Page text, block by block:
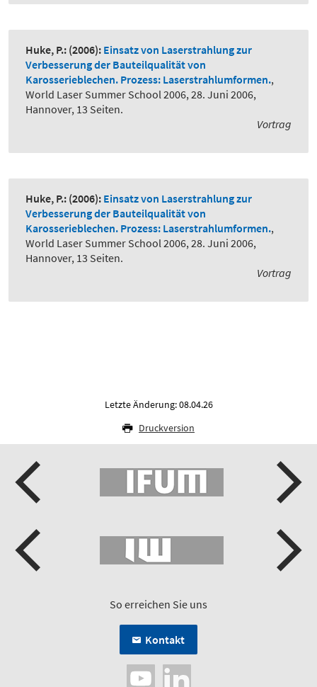
Huke, P.: (2006): Einsatz von Laserstrahlung zur
Verbesserung der Bauteilqualität von
Karosserieblechen. Prozess: Laserstrahlumformen.,
World Laser Summer School 2006, 28. Juni 2006,
Hannover, 13 Seiten.
Vortrag
Huke, P.: (2006): Einsatz von Laserstrahlung zur
Verbesserung der Bauteilqualität von
Karosserieblechen. Prozess: Laserstrahlumformen.,
World Laser Summer School 2006, 28. Juni 2006,
Hannover, 13 Seiten.
Vortrag
Letzte Änderung: 08.04.26
Druckversion
So erreichen Sie uns
Kontakt